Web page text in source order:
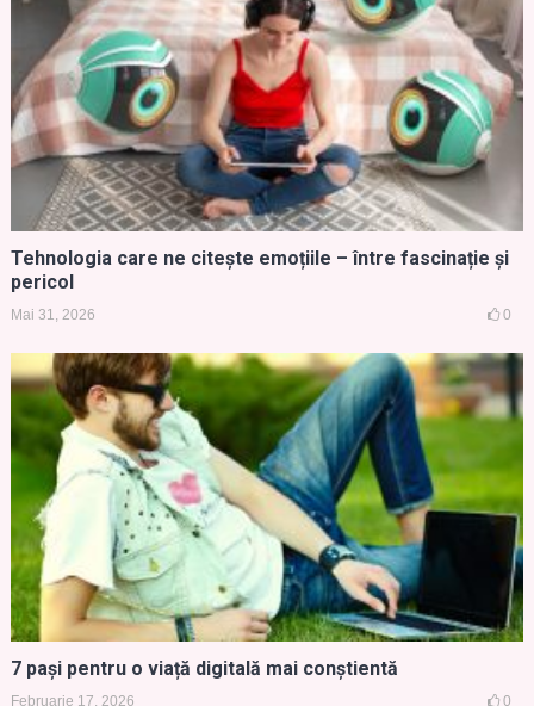
Tehnologia care ne citește emoțiile – între fascinație și
pericol
Mai 31, 2026 0
7 pași pentru o viață digitală mai conștientă
Februarie 17, 2026 0